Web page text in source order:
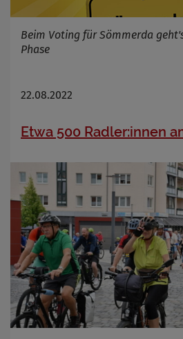
Beim Voting für Sömmerda
Phase
22.08.2022
Etwa 500 Radler:innen